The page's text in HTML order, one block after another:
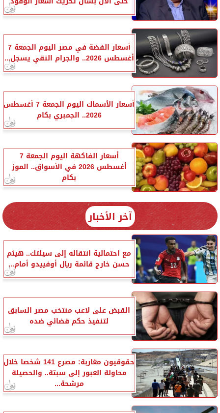
أسعار الفضة في مصر اليوم الجمعة 7
أغسطس 2026.. والجرام النقي يسجل...
أسعار الأسماك اليوم الجمعة 7 أغسطس
2026.. الجمبري بكام
أسعار الفاكهة اليوم الجمعة 7
أغسطس 2026 في الأسواق.. الموز
بكام
آخر الأخبار
مع احتمالية انتقاله إلى سيلتك.. هيثم
حسن خارج قائمة ريال أوفييدو أمام...
القبض على لاعب منتخب مصر السابق
لتنفيذ حكم قضائي ضده
حقوقيون مغاربة: مصرع 141 شخصا خلال
محاولة العبور إلى سبتة.. والحصيلة
مرشحة...